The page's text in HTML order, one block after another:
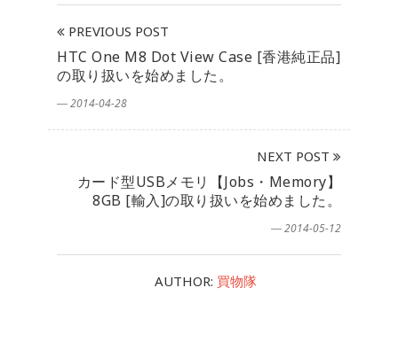
PREVIOUS POST
HTC One M8 Dot View Case [香港純正品]
の取り扱いを始めました。
― 2014-04-28
NEXT POST
カード型USBメモリ【Jobs・Memory】
8GB [輸入]の取り扱いを始めました。
― 2014-05-12
AUTHOR: 買物隊